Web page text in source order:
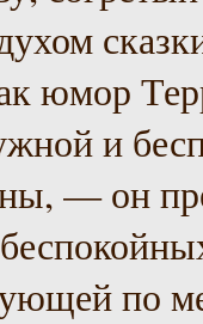
юмор
и
— он
по